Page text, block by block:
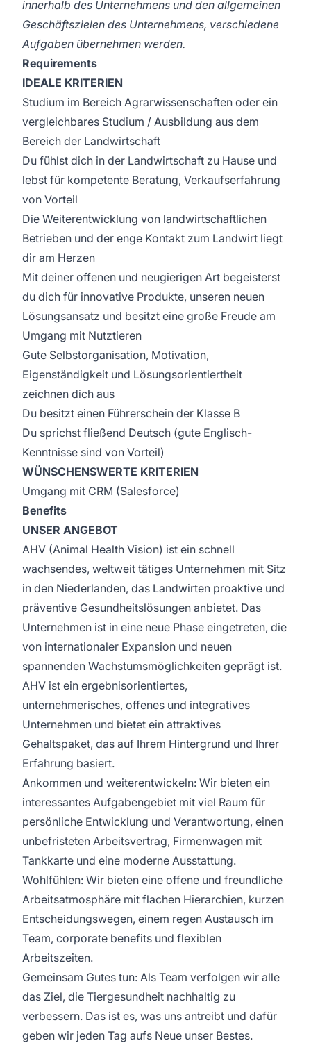
innerhalb des Unternehmens und den allgemeinen
Geschäftszielen des Unternehmens, verschiedene
Aufgaben übernehmen werden.
Requirements
IDEALE KRITERIEN
Studium im Bereich Agrarwissenschaften oder ein
vergleichbares Studium / Ausbildung aus dem
Bereich der Landwirtschaft
Du fühlst dich in der Landwirtschaft zu Hause und
lebst für kompetente Beratung, Verkaufserfahrung
von Vorteil
Die Weiterentwicklung von landwirtschaftlichen
Betrieben und der enge Kontakt zum Landwirt liegt
dir am Herzen
Mit deiner offenen und neugierigen Art begeisterst
du dich für innovative Produkte, unseren neuen
Lösungsansatz und besitzt eine große Freude am
Umgang mit Nutztieren
Gute Selbstorganisation, Motivation,
Eigenständigkeit und Lösungsorientiertheit
zeichnen dich aus
Du besitzt einen Führerschein der Klasse B
Du sprichst fließend Deutsch (gute Englisch-
Kenntnisse sind von Vorteil)
WÜNSCHENSWERTE KRITERIEN
Umgang mit CRM (Salesforce)
Benefits
UNSER ANGEBOT
AHV (Animal Health Vision) ist ein schnell
wachsendes, weltweit tätiges Unternehmen mit Sitz
in den Niederlanden, das Landwirten proaktive und
präventive Gesundheitslösungen anbietet. Das
Unternehmen ist in eine neue Phase eingetreten, die
von internationaler Expansion und neuen
spannenden Wachstumsmöglichkeiten geprägt ist.
AHV ist ein ergebnisorientiertes,
unternehmerisches, offenes und integratives
Unternehmen und bietet ein attraktives
Gehaltspaket, das auf Ihrem Hintergrund und Ihrer
Erfahrung basiert.
Ankommen und weiterentwickeln: Wir bieten ein
interessantes Aufgabengebiet mit viel Raum für
persönliche Entwicklung und Verantwortung, einen
unbefristeten Arbeitsvertrag, Firmenwagen mit
Tankkarte und eine moderne Ausstattung.
Wohlfühlen: Wir bieten eine offene und freundliche
Arbeitsatmosphäre mit flachen Hierarchien, kurzen
Entscheidungswegen, einem regen Austausch im
Team, corporate benefits und flexiblen
Arbeitszeiten.
Gemeinsam Gutes tun: Als Team verfolgen wir alle
das Ziel, die Tiergesundheit nachhaltig zu
verbessern. Das ist es, was uns antreibt und dafür
geben wir jeden Tag aufs Neue unser Bestes.